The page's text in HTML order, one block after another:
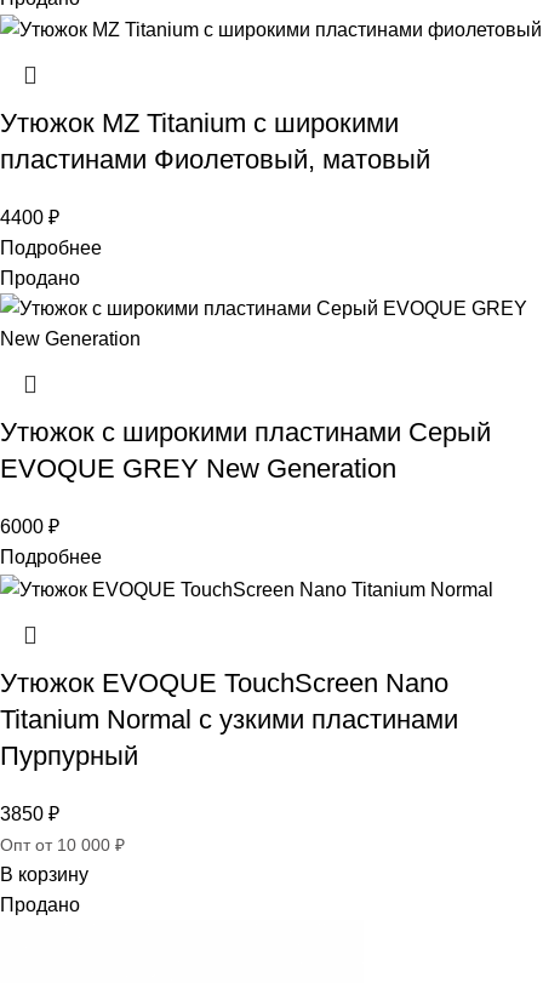
Утюжок MZ Titanium с широкими
пластинами Фиолетовый, матовый
4400 ₽
Подробнее
Продано
Утюжок с широкими пластинами Серый
EVOQUE GREY New Generation
6000 ₽
Подробнее
Утюжок EVOQUE TouchScreen Nano
Titanium Normal с узкими пластинами
Пурпурный
3850 ₽
Опт от 10 000 ₽
В корзину
Продано